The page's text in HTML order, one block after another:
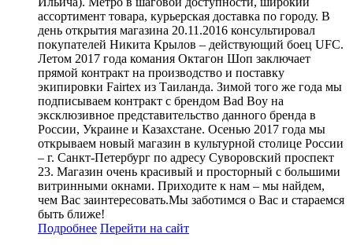
ассортимент товара, курьерская доставка по городу. В
день открытия магазина 20.11.2016 консультировал
покупателей Никита Крылов – действующий боец UFC.
Летом 2017 года комания Октагон Шоп заключает
прямой контракт на производство и поставку
экипировки Fairtex из Таиланда. Зимой того же года мы
подписываем контракт с брендом Bad Boy на
эксклюзивное представительство данного бренда в
России, Украине и Казахстане. Осенью 2017 года мы
открываем новый магазин в культурной столице России
– г. Санкт-Петербург по адресу Суворовский проспект
23. Магазин очень красивый и просторный с большими
витринными окнами. Приходите к нам – мы найдем,
чем Вас заинтересовать.Мы заботимся о Вас и стараемся
быть ближе!
Подробнее Перейти на сайт